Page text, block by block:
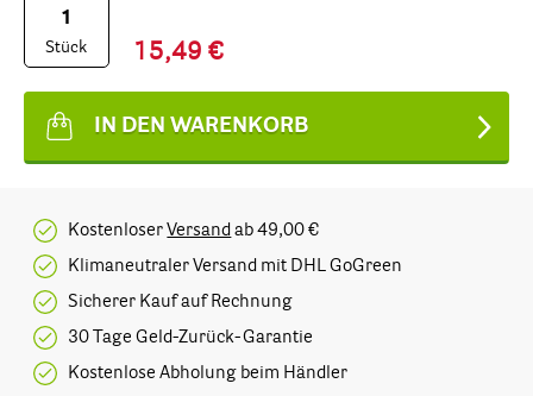
IN DEN WARENKORB
Stück 15,49 €
KostenloserVersand ab 49,00 €
Klimaneutraler Versand mit DHL GoGreen
Sicherer Kauf auf Rechnung
30 Tage Geld-Zurück-Garantie
Kostenlose Abholung beim Händler